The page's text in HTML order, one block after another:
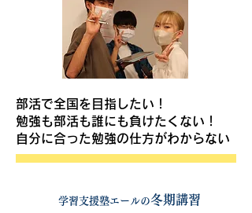
部活で全国を目指したい！
勉強も部活も誰にも負けたくない！
自分に合った勉強の仕方がわからない
学習支援塾エールの冬期講習